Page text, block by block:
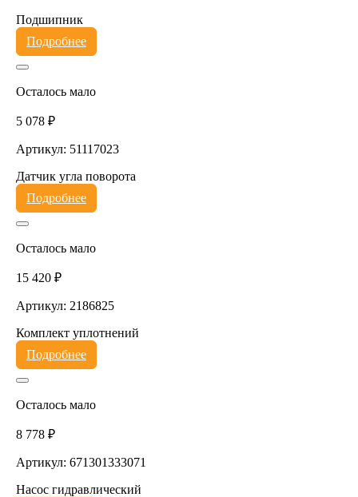
Подшипник
Подробнее
Осталось мало
5 078 ₽
Артикул: 51117023
Датчик угла поворота
Подробнее
Осталось мало
15 420 ₽
Артикул: 2186825
Комплект уплотнений
Подробнее
Осталось мало
8 778 ₽
Артикул: 671301333071
Насос гидравлический